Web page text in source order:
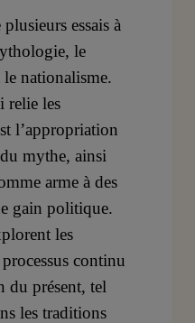
essais à
le
nationalisme.
relie les
l’appropriation
mythe, ainsi
arme à des
gain politique.
les
continu
du présent, tel
les traditions